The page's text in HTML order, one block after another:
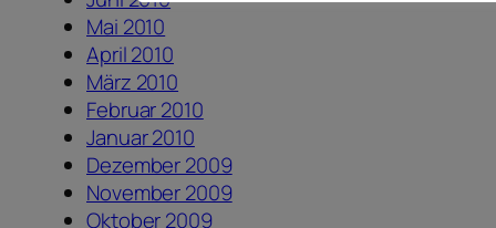
Mai 2010
April 2010
März 2010
Februar 2010
Januar 2010
Dezember 2009
November 2009
Oktober 2009